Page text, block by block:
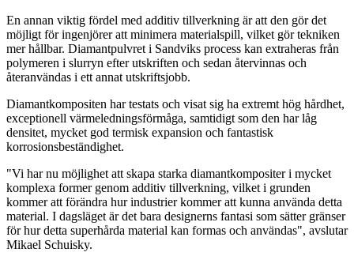
En annan viktig fördel med additiv tillverkning är att den gör det
möjligt för ingenjörer att minimera materialspill, vilket gör tekniken
mer hållbar. Diamantpulvret i Sandviks process kan extraheras från
polymeren i slurryn efter utskriften och sedan återvinnas och
återanvändas i ett annat utskriftsjobb.
Diamantkompositen har testats och visat sig ha extremt hög hårdhet,
exceptionell värmeledningsförmåga, samtidigt som den har låg
densitet, mycket god termisk expansion och fantastisk
korrosionsbeständighet.
"Vi har nu möjlighet att skapa starka diamantkompositer i mycket
komplexa former genom additiv tillverkning, vilket i grunden
kommer att förändra hur industrier kommer att kunna använda detta
material. I dagsläget är det bara designerns fantasi som sätter gränser
för hur detta superhårda material kan formas och användas", avslutar
Mikael Schuisky.